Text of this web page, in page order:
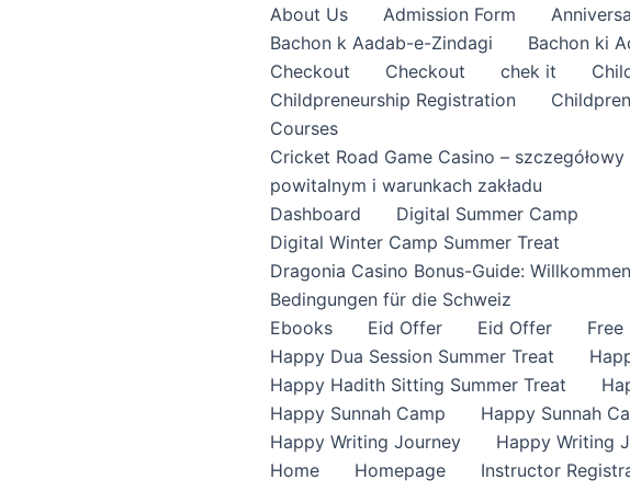
About Us Admission Form
Bachon k Aadab-e-Zindagi
Bachon ki
Checkout
Checkout chek it
Childpreneurship Registration
Courses
Cricket Road Game Casino –
powitalnym i warunkach zakładu
Dashboard
Digital Summer Camp
Digital Winter Camp Summer Treat
Dragonia Casino Bonus-Guide:
Bedingungen für die Schweiz
Ebooks
Eid Offer Eid Offer
Happy Dua Session Summer Treat
Happy Hadith Sitting Summer Treat
Happy Sunnah Camp
Happy Sunnah
Happy Writing Journey
Happy Writing
Home
Homepage Instructor